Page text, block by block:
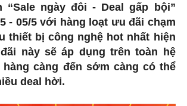
“Sale ngày đôi - Deal gấp bội”
- 05/5 với hàng loạt ưu đãi chạm
thiết bị công nghệ hot nhất hiện
này sẽ áp dụng trên toàn hệ
hàng càng đến sớm càng có thể
deal hời.